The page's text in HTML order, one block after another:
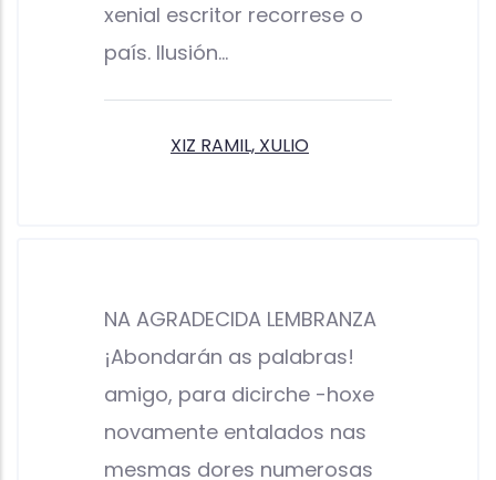
xenial escritor recorrese o
país. Ilusión…
XIZ RAMIL, XULIO
NA AGRADECIDA LEMBRANZA
¡Abondarán as palabras!
amigo, para dicirche -hoxe
novamente entalados nas
mesmas dores numerosas